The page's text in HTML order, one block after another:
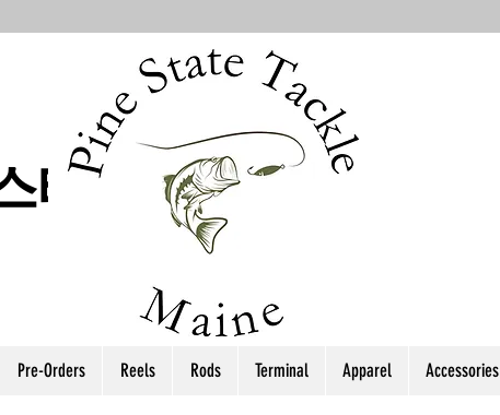
테이트 태클
Pre-Orders Reels Rods Terminal Apparel Accessories